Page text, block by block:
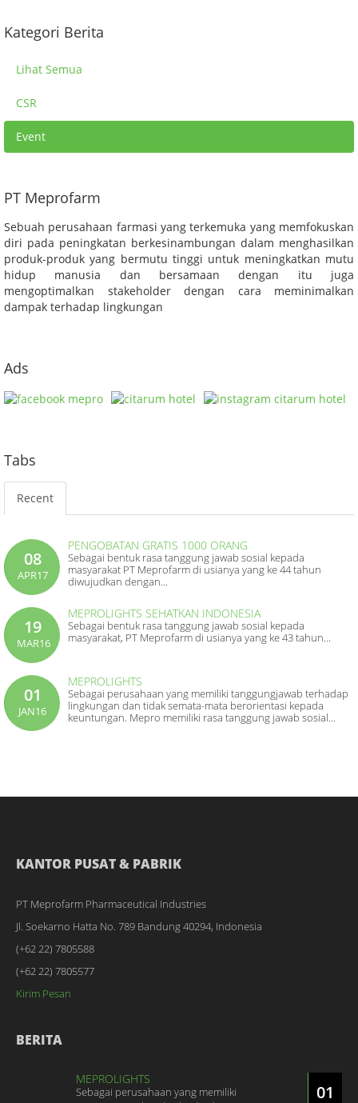
Kategori Berita
Lihat Semua
CSR
Event
PT Meprofarm
Sebuah perusahaan farmasi yang terkemuka yang memfokuskan
diri pada peningkatan berkesinambungan dalam menghasilkan
produk-produk yang bermutu tinggi untuk meningkatkan mutu
hidup manusia dan bersamaan dengan itu juga
mengoptimalkan stakeholder dengan cara meminimalkan
dampak terhadap lingkungan
Ads
Tabs
Recent
08
APR17
PENGOBATAN GRATIS 1000 ORANG
Sebagai bentuk rasa tanggung jawab sosial kepada
masyarakat PT Meprofarm di usianya yang ke 44 tahun
diwujudkan dengan...
19
MAR16
MEPROLIGHTS SEHATKAN INDONESIA
Sebagai bentuk rasa tanggung jawab sosial kepada
masyarakat, PT Meprofarm di usianya yang ke 43 tahun...
01
JAN16
MEPROLIGHTS
Sebagai perusahaan yang memiliki tanggungjawab terhadap
lingkungan dan tidak semata-mata berorientasi kepada
keuntungan. Mepro memiliki rasa tanggung jawab sosial...
KANTOR PUSAT & PABRIK
PT Meprofarm Pharmaceutical Industries
Jl. Soekarno Hatta No. 789 Bandung 40294, Indonesia
(+62 22) 7805588
(+62 22) 7805577
Kirim Pesan
BERITA
01
MEPROLIGHTS
Sebagai perusahaan yang memiliki